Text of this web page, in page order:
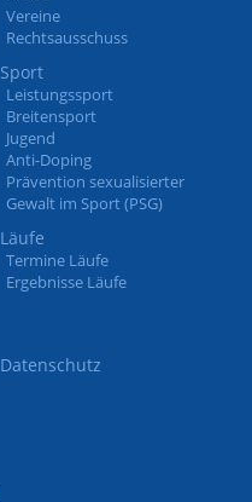
Vereine
Rechtsausschuss
Sport
Leistungssport
Breitensport
Jugend
Anti-Doping
Prävention sexualisierter
Gewalt im Sport (PSG)
Läufe
Termine Läufe
Ergebnisse Läufe
Datenschutz